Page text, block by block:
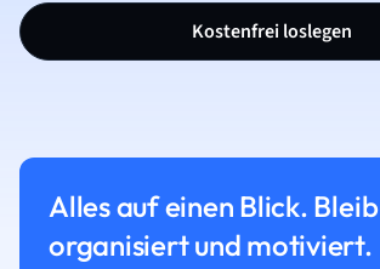
Kostenfrei loslegen
Alles auf einen Blick. Bleib
organisiert und motiviert.